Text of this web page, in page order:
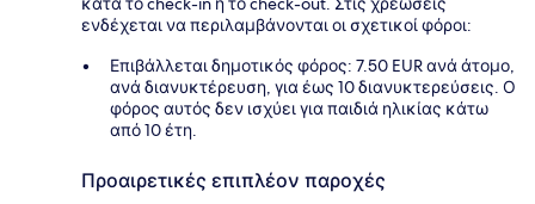
ενδέχεται να περιλαμβάνονται οι σχετικοί φόροι:
Επιβάλλεται δημοτικός φόρος: 7.50 EUR ανά άτομο,
ανά διανυκτέρευση, για έως 10 διανυκτερεύσεις. Ο
φόρος αυτός δεν ισχύει για παιδιά ηλικίας κάτω
από 10 έτη.
Προαιρετικές επιπλέον παροχές